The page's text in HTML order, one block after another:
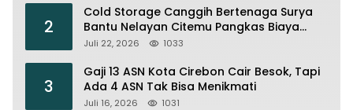
2
Cold Storage Canggih Bertenaga Surya
Bantu Nelayan Citemu Pangkas Biaya
Operasional
Juli 22, 2026 1033
3
Gaji 13 ASN Kota Cirebon Cair Besok, Tapi
Ada 4 ASN Tak Bisa Menikmati
Juli 16, 2026 1031